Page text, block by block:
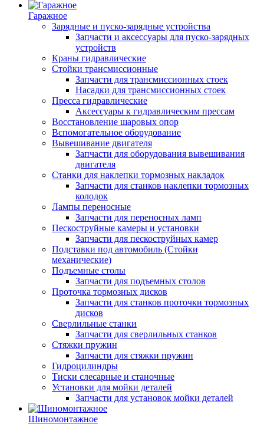
Гаражное
Зарядные и пуско-зарядные устройства
Запчасти и аксессуары для пуско-зарядных
устройств
Краны гидравлические
Стойки трансмиссионные
Запчасти для трансмиссионных стоек
Насадки для трансмиссионных стоек
Пресса гидравлические
Аксессуары к гидравлическим прессам
Восстановление шаровых опор
Вспомогательное оборудование
Вывешивание двигателя
Запчасти для оборудования вывешивания
двигателя
Станки для наклепки тормозных накладок
Запчасти для станков наклепки тормозных
колодок
Лампы переносные
Запчасти для переносных ламп
Пескоструйные камеры и установки
Запчасти для пескоструйных камер
Подставки под автомобиль (Стойки
механические)
Подъемные столы
Запчасти для подъемных столов
Проточка тормозных дисков
Запчасти для станков проточки тормозных
дисков
Сверлильные станки
Запчасти для сверлильных станков
Стяжки пружин
Запчасти для стяжки пружин
Гидроцилиндры
Тиски слесарные и станочные
Установки для мойки деталей
Запчасти для установок мойки деталей
Шиномонтажное